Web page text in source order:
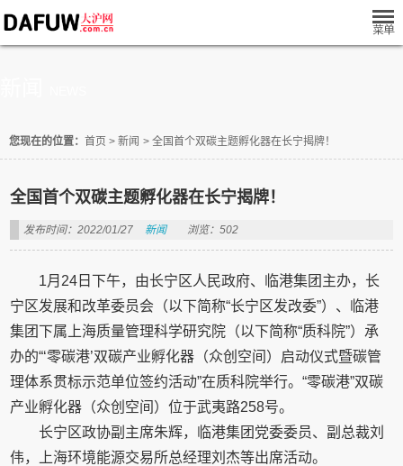
您现在的位置： 首页 > 新闻 > 全国首个双碳主题孵化器在长宁揭牌！
全国首个双碳主题孵化器在长宁揭牌！
发布时间：2022/01/27 新闻 浏览：502
1月24日下午，由长宁区人民政府、临港集团主办，长
宁区发展和改革委员会（以下简称“长宁区发改委”）、临港
集团下属上海质量管理科学研究院（以下简称“质科院”）承
办的“‘零碳港’双碳产业孵化器（众创空间）启动仪式暨碳管
理体系贯标示范单位签约活动”在质科院举行。“零碳港”双碳
产业孵化器（众创空间）位于武夷路258号。
长宁区政协副主席朱辉，临港集团党委委员、副总裁刘
伟，上海环境能源交易所总经理刘杰等出席活动。